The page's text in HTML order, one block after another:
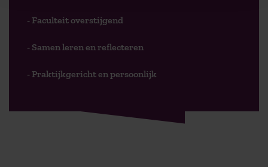
- Faculteit overstijgend
- Samen leren en reflecteren
- Praktijkgericht en persoonlijk